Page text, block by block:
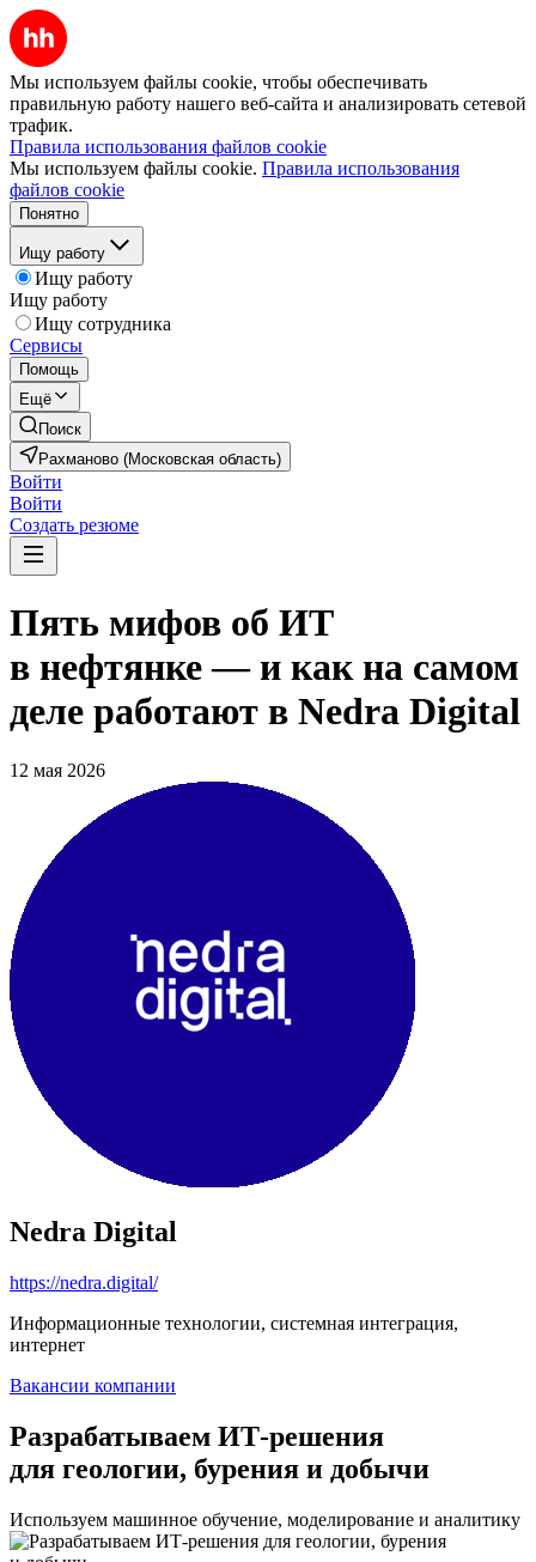
Мы используем файлы cookie, чтобы обеспечивать
правильную работу нашего веб-сайта и анализировать сетевой
трафик.
Правила использования файлов cookie
Мы используем файлы cookie. Правила использования
файлов cookie
Понятно
Ищу работу
Ищу работу
Ищу работу
Ищу сотрудника
Сервисы
Помощь
Ещё
Поиск
Рахманово (Московская область)
Войти
Войти
Создать резюме
Пять мифов об ИТ
в нефтянке — и как на самом
деле работают в Nedra Digital
12 мая 2026
Nedra Digital
https://nedra.digital/
Информационные технологии, системная интеграция,
интернет
Вакансии компании
Разрабатываем ИТ-решения
для геологии, бурения и добычи
Используем машинное обучение, моделирование и аналитику